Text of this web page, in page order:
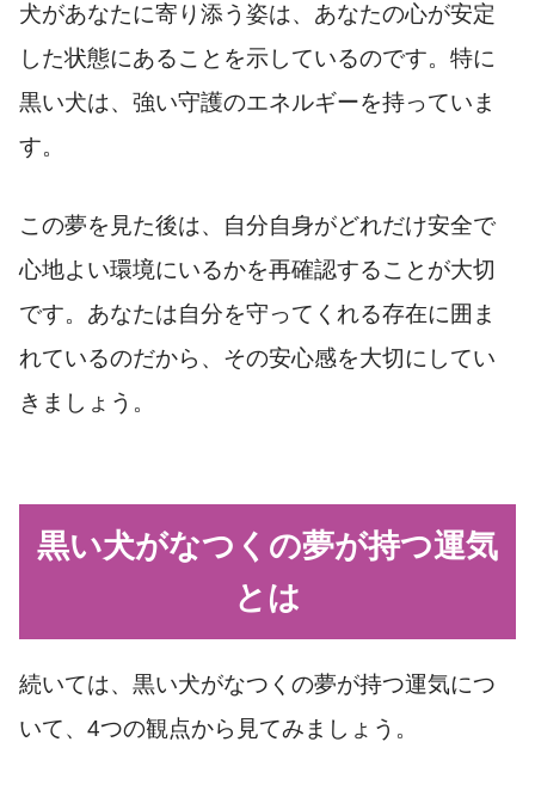
犬があなたに寄り添う姿は、あなたの心が安定
した状態にあることを示しているのです。特に
黒い犬は、強い守護のエネルギーを持っていま
す。
この夢を見た後は、自分自身がどれだけ安全で
心地よい環境にいるかを再確認することが大切
です。あなたは自分を守ってくれる存在に囲ま
れているのだから、その安心感を大切にしてい
きましょう。
黒い犬がなつくの夢が持つ運気
とは
続いては、黒い犬がなつくの夢が持つ運気につ
いて、4つの観点から見てみましょう。